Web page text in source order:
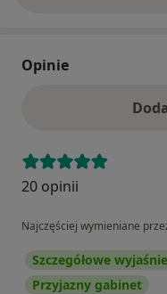
Opinie
20 opinii
Najczęściej wymieniane
Szczegółowe
Przyjazny gabinet